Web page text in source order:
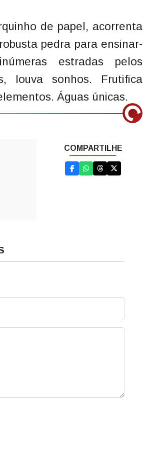
de papel, acorrenta
pedra para ensinar-
estradas pelos
louva sonhos. Frutifica
Águas únicas.